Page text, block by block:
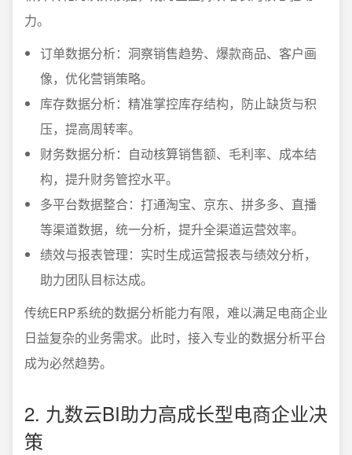
力。
订单数据分析：洞察销售趋势、爆款商品、客户画
像，优化营销策略。
库存数据分析：精准掌控库存结构，防止缺货与积
压，提高周转率。
财务数据分析：自动核算销售额、毛利率、成本结
构，提升财务管控水平。
多平台数据整合：打通淘宝、京东、拼多多、直播
等渠道数据，统一分析，提升全渠道运营效率。
绩效与报表管理：实时生成运营报表与绩效分析，
助力团队目标达成。
传统ERP系统的数据分析能力有限，难以满足电商企业
日益复杂的业务需求。此时，接入专业的数据分析平台
成为必然趋势。
2. 九数云BI助力高成长型电商企业决
策